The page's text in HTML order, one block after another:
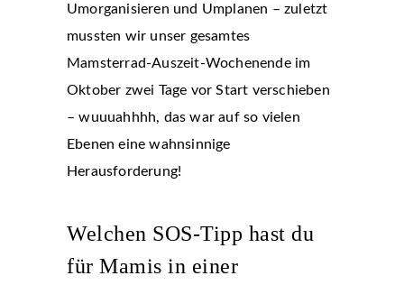
Umorganisieren und Umplanen – zuletzt
mussten wir unser gesamtes
Mamsterrad-Auszeit-Wochenende im
Oktober zwei Tage vor Start verschieben
– wuuuahhhh, das war auf so vielen
Ebenen eine wahnsinnige
Herausforderung!
Welchen SOS-Tipp hast du
für Mamis in einer